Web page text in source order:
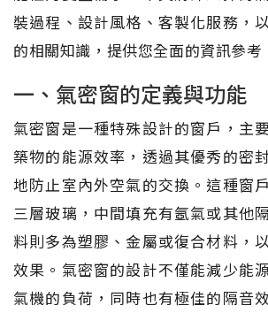
裝過程、設計風格、客製化服務，
的相關知識，提供您全面的資訊參考
一、氣密窗的定義與功能
氣密窗是一種特殊設計的窗戶，主
築物的能源效率，透過其優秀的密
地防止室內外空氣的交換。這種窗
三層玻璃，中間填充有氬氣或其他
料則多為塑膠、金屬或復合材料，
效果。氣密窗的設計不僅能減少能
氣機的負荷，同時也有極佳的隔音